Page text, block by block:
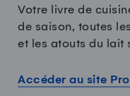
Votre livre de
de saison, toutes
et les atouts du lait
Accéder au site